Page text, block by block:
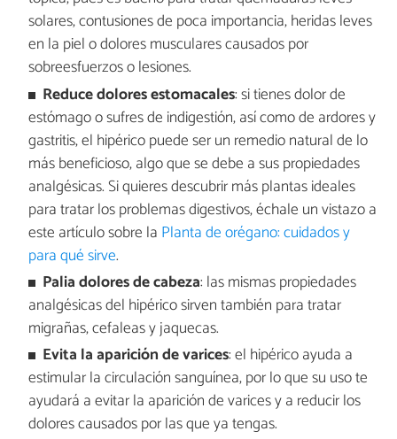
solares, contusiones de poca importancia, heridas leves
en la piel o dolores musculares causados por
sobreesfuerzos o lesiones.
Reduce dolores estomacales: si tienes dolor de
estómago o sufres de indigestión, así como de ardores y
gastritis, el hipérico puede ser un remedio natural de lo
más beneficioso, algo que se debe a sus propiedades
analgésicas. Si quieres descubrir más plantas ideales
para tratar los problemas digestivos, échale un vistazo a
este artículo sobre la Planta de orégano: cuidados y
para qué sirve.
Palia dolores de cabeza: las mismas propiedades
analgésicas del hipérico sirven también para tratar
migrañas, cefaleas y jaquecas.
Evita la aparición de varices: el hipérico ayuda a
estimular la circulación sanguínea, por lo que su uso te
ayudará a evitar la aparición de varices y a reducir los
dolores causados por las que ya tengas.